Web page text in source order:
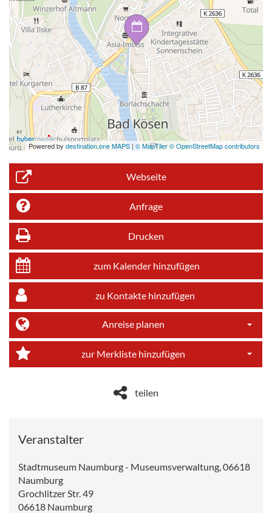
Powered by destination.one MAPS | © MapTiler © OpenStreetMap contributors
Webseite
Anfrage
Drucken
zum Kalender hinzufügen
zu Kontakte hinzufügen
Anreise planen
zur Merkliste hinzufügen
teilen
Veranstalter
Stadtmuseum Naumburg - Museumsverwaltung, 06618
Naumburg
Grochlitzer Str. 49
06618 Naumburg